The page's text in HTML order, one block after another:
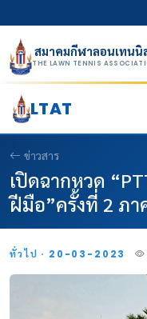
สมาคมกีฬาลอนเทนนิ
THE LAWN TENNIS
LTAT
ข่าวสาร
เปิดฉากหวด
ฝีมือ”ครั้งที่ 2 ภา
ทั่วไป · 20-03-2023